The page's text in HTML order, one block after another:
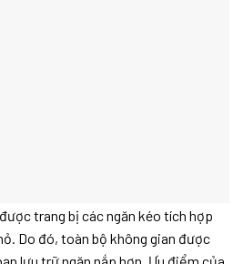
trang bị các ngăn kéo tích hợp
Do đó, toàn bộ không gian được